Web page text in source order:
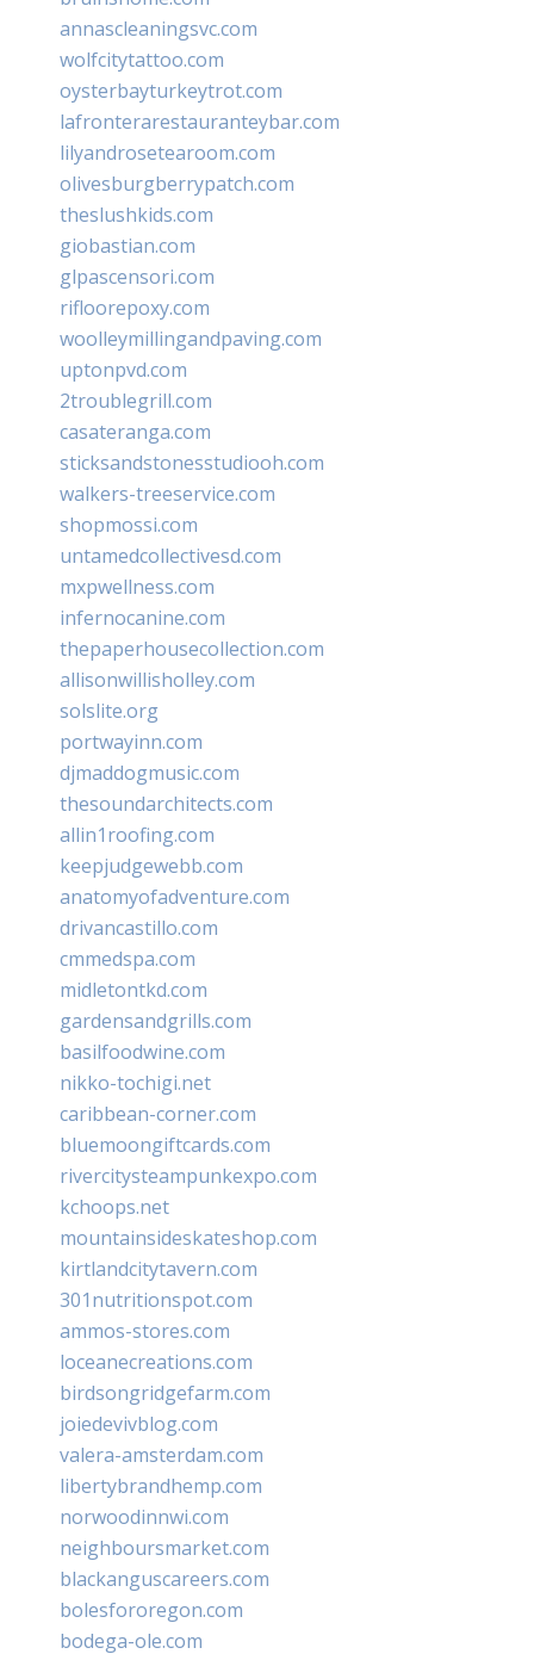
annascleaningsvc.com
wolfcitytattoo.com
oysterbayturkeytrot.com
lafronterarestauranteybar.com
lilyandrosetearoom.com
olivesburgberrypatch.com
theslushkids.com
giobastian.com
glpascensori.com
rifloorepoxy.com
woolleymillingandpaving.com
uptonpvd.com
2troublegrill.com
casateranga.com
sticksandstonesstudiooh.com
walkers-treeservice.com
shopmossi.com
untamedcollectivesd.com
mxpwellness.com
infernocanine.com
thepaperhousecollection.com
allisonwillisholley.com
solslite.org
portwayinn.com
djmaddogmusic.com
thesoundarchitects.com
allin1roofing.com
keepjudgewebb.com
anatomyofadventure.com
drivancastillo.com
cmmedspa.com
midletontkd.com
gardensandgrills.com
basilfoodwine.com
nikko-tochigi.net
caribbean-corner.com
bluemoongiftcards.com
rivercitysteampunkexpo.com
kchoops.net
mountainsideskateshop.com
kirtlandcitytavern.com
301nutritionspot.com
ammos-stores.com
loceanecreations.com
birdsongridgefarm.com
joiedevivblog.com
valera-amsterdam.com
libertybrandhemp.com
norwoodinnwi.com
neighboursmarket.com
blackanguscareers.com
bolesfororegon.com
bodega-ole.com